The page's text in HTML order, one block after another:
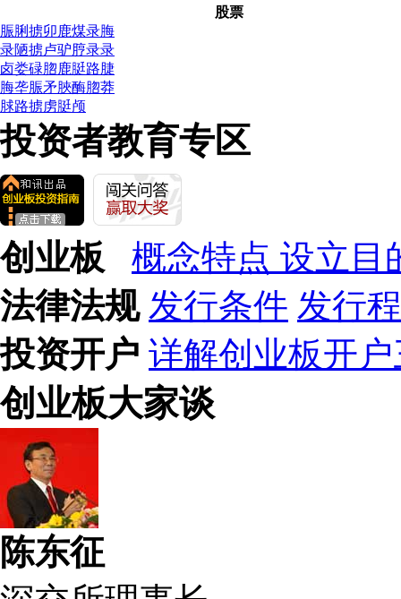
股票
脤脷掳卯鹿煤录脢
录陋掳卢驴脝录录
卤娄碌脗鹿脡路脻
脢垄脤矛脥酶脗莽
脙路掳虏脡颅
投资者教育专区
创业板 概念特点 设立目
法律法规 发行条件 发行
投资开户 详解创业板开
创业板大家谈
陈东征